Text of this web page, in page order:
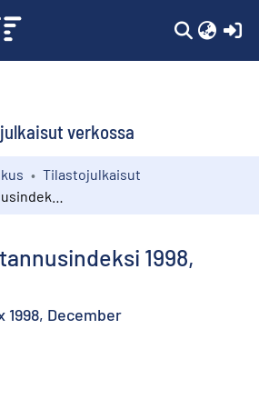
verkossa
Tilastojulkaisut
1998,
December